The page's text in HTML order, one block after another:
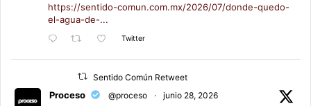
https://sentido-comun.com.mx/2026/07/donde-quedo-
el-agua-de-...
Twitter
Sentido Común Retweet
Proceso @proceso · junio 28, 2026